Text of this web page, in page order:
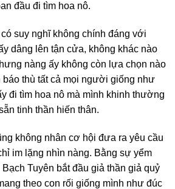
đầu đi tìm hoa nô.
suy nghĩ không chính đáng với
dâng lên tận cửa, không khác nào
nàng ấy không còn lựa chọn nào
báo thù tất cả mọi người giống như
đi tìm hoa nô mà mình khinh thường
tinh thần hiến thân.
không nhân cơ hội đưa ra yêu cầu
im lặng nhìn nàng. Bằng sự yểm
Tuyên bắt đầu giả thần giả quỷ
theo con rối giống mình như đúc